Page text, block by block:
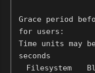
Grace period
for users:
Time units may
seconds
Filesystem